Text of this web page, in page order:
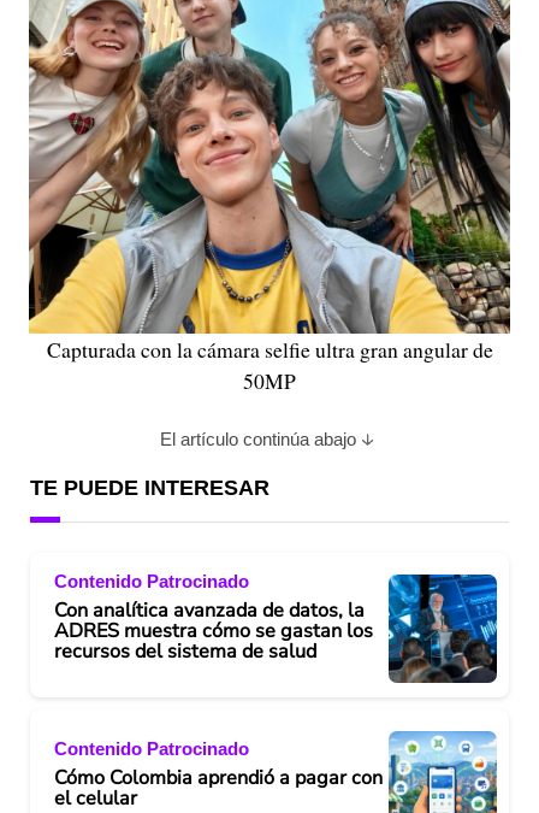
Capturada con la cámara selfie ultra gran angular de
50MP
El artículo continúa abajo
TE PUEDE INTERESAR
Contenido Patrocinado
Con analítica avanzada de datos, la
ADRES muestra cómo se gastan los
recursos del sistema de salud
Contenido Patrocinado
Cómo Colombia aprendió a pagar con
el celular